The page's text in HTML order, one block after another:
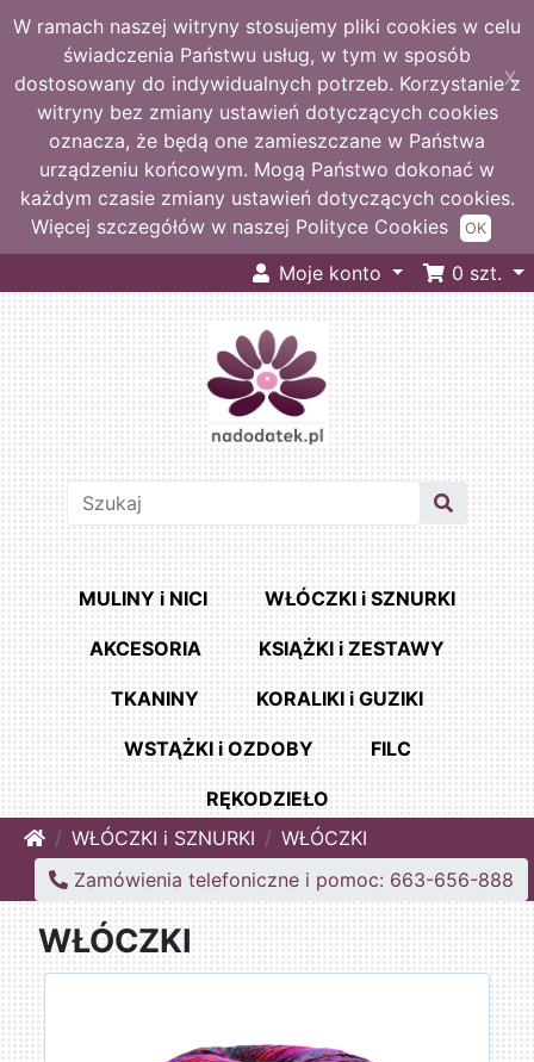
W ramach naszej witryny stosujemy pliki cookies w celu
świadczenia Państwu usług, w tym w sposób
dostosowany do indywidualnych potrzeb. Korzystanie z
witryny bez zmiany ustawień dotyczących cookies
oznacza, że będą one zamieszczane w Państwa
urządzeniu końcowym. Mogą Państwo dokonać w
każdym czasie zmiany ustawień dotyczących cookies.
Więcej szczegółów w naszej Polityce Cookies
X
OK
Moje konto 0 szt.
MULINY i NICI WŁÓCZKI i SZNURKI
AKCESORIA KSIĄŻKI i ZESTAWY
TKANINY KORALIKI i GUZIKI
WSTĄŻKI i OZDOBY FILC
RĘKODZIEŁO
HomeWŁÓCZKI i SZNURKI
WŁÓCZKI
Zamówienia telefoniczne i pomoc: 663-656-888
WŁÓCZKI